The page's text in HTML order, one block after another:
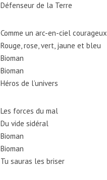
Défenseur de la Terre
Comme un arc-en-ciel courageux
Rouge, rose, vert, jaune et bleu
Bioman
Bioman
Héros de l’univers
Les forces du mal
Du vide sidéral
Bioman
Bioman
Tu sauras les briser